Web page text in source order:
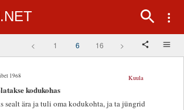
< 1 6 16 >
1968 Kuula
kodukohas
sealt ära ja tuli oma kodukohta, ja ta jüngrid